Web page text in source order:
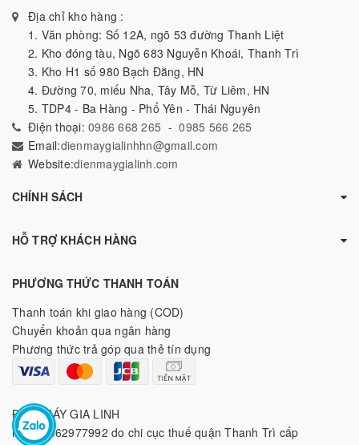
Địa chỉ kho hàng :
1. Văn phòng: Số 12A, ngõ 53 đường Thanh Liệt
2. Kho đóng tàu, Ngõ 683 Nguyễn Khoái, Thanh Trì
3. Kho H1 số 980 Bạch Đằng, HN
4. Đường 70, miếu Nha, Tây Mỗ, Từ Liêm, HN
5. TDP4 - Ba Hàng - Phổ Yên - Thái Nguyên
Điện thoại: 0986 668 265 -0985 566 265
Email:dienmaygialinhhn@gmail.com
Website:dienmaygialinh.com
CHÍNH SÁCH
HỖ TRỢ KHÁCH HÀNG
PHƯƠNG THỨC THANH TOÁN
Thanh toán khi giao hàng (COD)
Chuyển khoản qua ngân hàng
Phương thức trả góp qua thẻ tín dụng
ĐIỆN MÁY GIA LINH
MST: 8062977992 do chi cục thuế quận Thanh Trì cấp